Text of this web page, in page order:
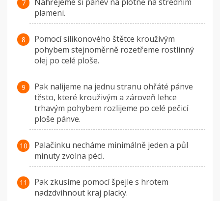
plameni.
Pomocí silikonového štětce krouživým
pohybem stejnoměrně rozetřeme rostlinný
olej po celé ploše.
Pak nalijeme na jednu stranu ohřáté pánve
těsto, které krouživým a zároveň lehce
trhavým pohybem rozlijeme po celé pečicí
ploše pánve.
Palačinku necháme minimálně jeden a půl
minuty zvolna péci.
Pak zkusíme pomocí špejle s hrotem
nadzdvihnout kraj placky.